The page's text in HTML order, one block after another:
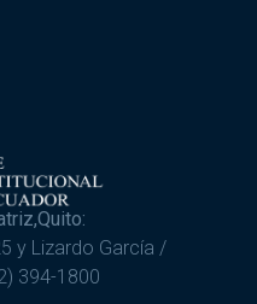
y Lizardo García /
394-1800